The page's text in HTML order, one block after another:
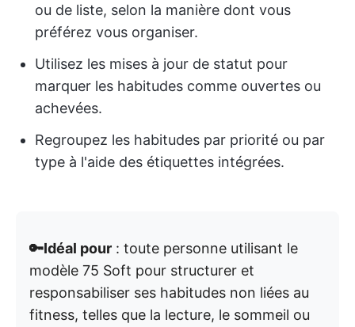
ou de liste, selon la manière dont vous
préférez vous organiser.
Utilisez les mises à jour de statut pour
marquer les habitudes comme ouvertes ou
achevées.
Regroupez les habitudes par priorité ou par
type à l'aide des étiquettes intégrées.
🔑Idéal pour : toute personne utilisant le
modèle 75 Soft pour structurer et
responsabiliser ses habitudes non liées au
fitness, telles que la lecture, le sommeil ou